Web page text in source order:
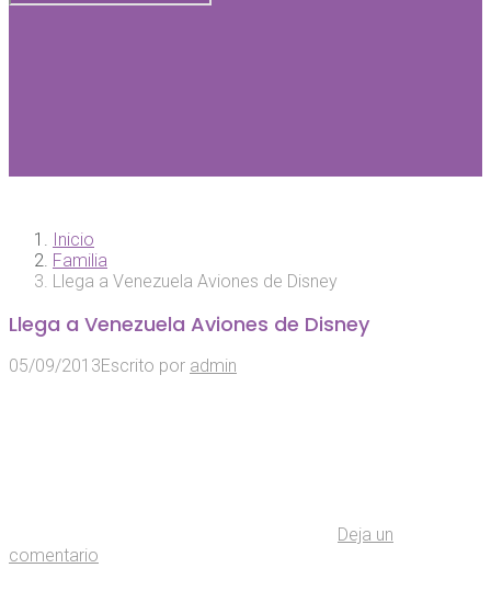
Inicio
Familia
Llega a Venezuela Aviones de Disney
Llega a Venezuela Aviones de Disney
05/09/2013Escrito por admin
Deja un
comentario